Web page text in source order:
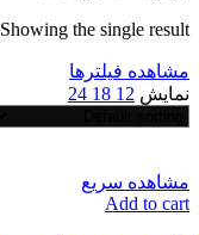
Showing the single result
مشاهده فیلترها
نمایش 12
18
24
مشاهده سریع
Add to cart